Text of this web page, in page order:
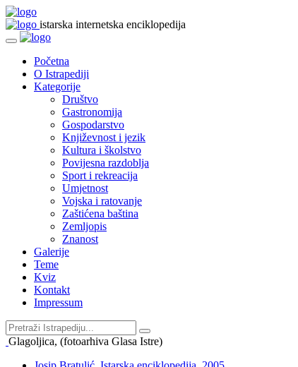
istarska internetska enciklopedija
Početna
O Istrapediji
Kategorije
Društvo
Gastronomija
Gospodarstvo
Književnost i jezik
Kultura i školstvo
Povijesna razdoblja
Sport i rekreacija
Umjetnost
Vojska i ratovanje
Zaštićena baština
Zemljopis
Znanost
Galerije
Teme
Kviz
Kontakt
Impressum
Glagoljica, (fotoarhiva Glasa Istre)